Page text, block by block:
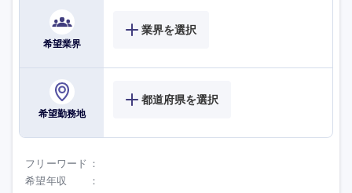
希望業界
業界を選択
希望勤務地
都道府県を選択
フリーワード
希望年収